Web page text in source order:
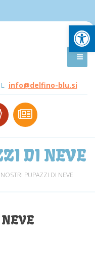
info@delfino-blu.si
DI NEVE
PUPAZZI DI NEVE